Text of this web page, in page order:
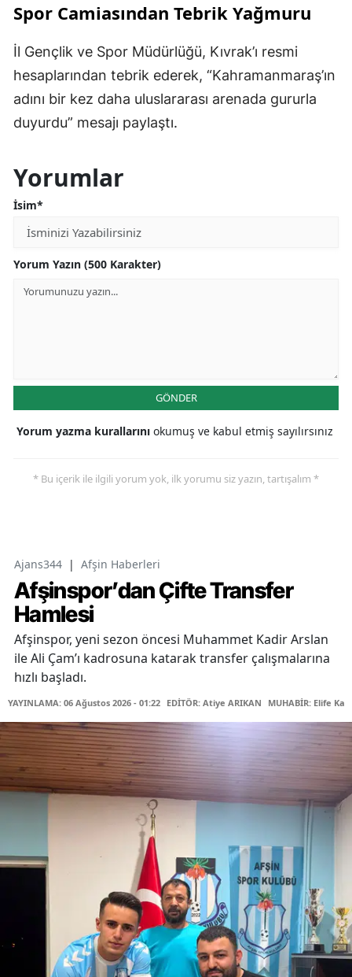
Spor Camiasından Tebrik Yağmuru
İl Gençlik ve Spor Müdürlüğü, Kıvrak’ı resmi
hesaplarından tebrik ederek, “Kahramanmaraş’ın
adını bir kez daha uluslararası arenada gururla
duyurdu” mesajı paylaştı.
Yorumlar
İsim*
Yorum Yazın (500 Karakter)
GÖNDER
Yorum yazma kurallarını okumuş ve kabul etmiş sayılırsınız
* Bu içerik ile ilgili yorum yok, ilk yorumu siz yazın, tartışalım *
Ajans344 | Afşin Haberleri
Afşinspor’dan Çifte Transfer
Hamlesi
Afşinspor, yeni sezon öncesi Muhammet Kadir Arslan
ile Ali Çam’ı kadrosuna katarak transfer çalışmalarına
hızlı başladı.
YAYINLAMA: 06 Ağustos 2026 - 01:22 EDİTÖR: Atiye ARIKAN MUHABİR: Elife